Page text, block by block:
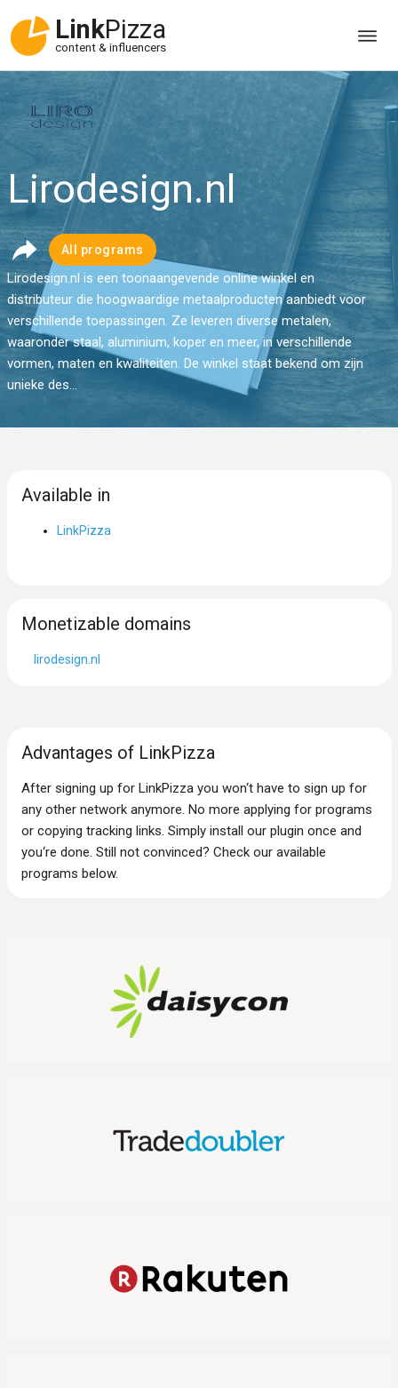
LinkPizza
content & influencers
Lirodesign.nl
All programs
Lirodesign.nl is een toonaangevende online winkel en
distributeur die hoogwaardige metaalproducten aanbiedt voor
verschillende toepassingen. Ze leveren diverse metalen,
waaronder staal, aluminium, koper en meer, in verschillende
vormen, maten en kwaliteiten. De winkel staat bekend om zijn
unieke des...
Available in
LinkPizza
Monetizable domains
lirodesign.nl
Advantages of LinkPizza
After signing up for LinkPizza you won‘t have to sign up for
any other network anymore. No more applying for programs
or copying tracking links. Simply install our plugin once and
you‘re done. Still not convinced? Check our available
programs below.